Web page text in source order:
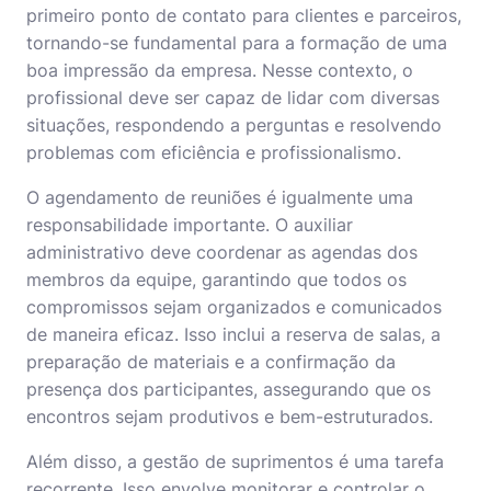
primeiro ponto de contato para clientes e parceiros,
tornando-se fundamental para a formação de uma
boa impressão da empresa. Nesse contexto, o
profissional deve ser capaz de lidar com diversas
situações, respondendo a perguntas e resolvendo
problemas com eficiência e profissionalismo.
O agendamento de reuniões é igualmente uma
responsabilidade importante. O auxiliar
administrativo deve coordenar as agendas dos
membros da equipe, garantindo que todos os
compromissos sejam organizados e comunicados
de maneira eficaz. Isso inclui a reserva de salas, a
preparação de materiais e a confirmação da
presença dos participantes, assegurando que os
encontros sejam produtivos e bem-estruturados.
Além disso, a gestão de suprimentos é uma tarefa